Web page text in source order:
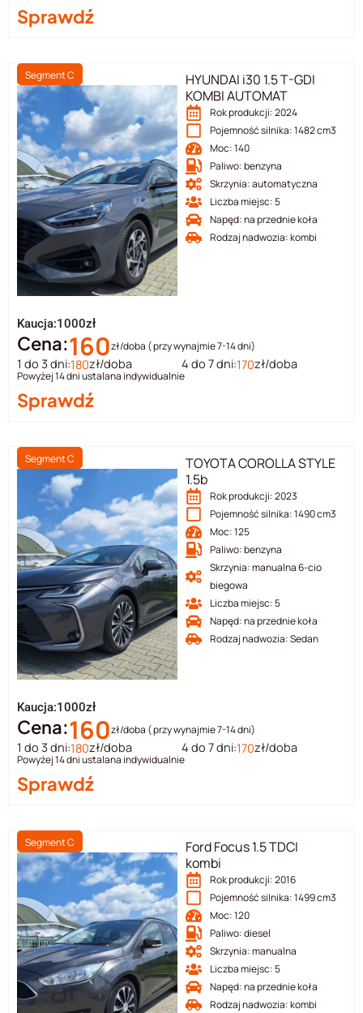
Sprawdź
Segment C
HYUNDAI i30 1.5 T-GDI
KOMBI AUTOMAT
Rok produkcji: 2024
Pojemność silnika: 1482 cm3
Moc: 140
Paliwo: benzyna
Skrzynia: automatyczna
Liczba miejsc: 5
Napęd: na przednie koła
Rodzaj nadwozia: kombi
Kaucja:1000zł
Cena:160zł/doba ( przy wynajmie 7-14 dni)
1 do 3 dni:180zł/doba 4 do 7 dni:170zł/doba
Powyżej 14 dni ustalana indywidualnie
Sprawdź
Segment C
TOYOTA COROLLA STYLE
1.5b
Rok produkcji: 2023
Pojemność silnika: 1490 cm3
Moc: 125
Paliwo: benzyna
Skrzynia: manualna 6-cio
biegowa
Liczba miejsc: 5
Napęd: na przednie koła
Rodzaj nadwozia: Sedan
Kaucja:1000zł
Cena:160zł/doba ( przy wynajmie 7-14 dni)
1 do 3 dni:180zł/doba 4 do 7 dni:170zł/doba
Powyżej 14 dni ustalana indywidualnie
Sprawdź
Segment C
Ford Focus 1.5 TDCI
kombi
Rok produkcji: 2016
Pojemność silnika: 1499 cm3
Moc: 120
Paliwo: diesel
Skrzynia: manualna
Liczba miejsc: 5
Napęd: na przednie koła
Rodzaj nadwozia: kombi